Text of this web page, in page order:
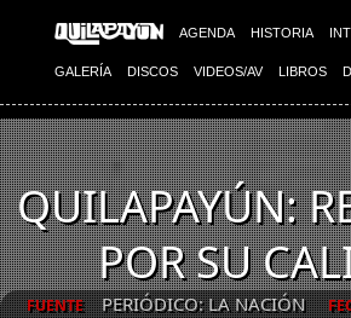
AGENDA HISTORIA
GALERÍA DISCOS VIDEOS/AV LIBROS
QUILAPAYÚN:
POR SU
FUENTE PERIÓDICO: LA NACIÓN